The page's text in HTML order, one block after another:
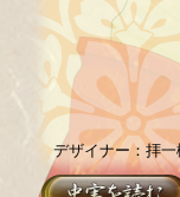
デザイナー：拝一